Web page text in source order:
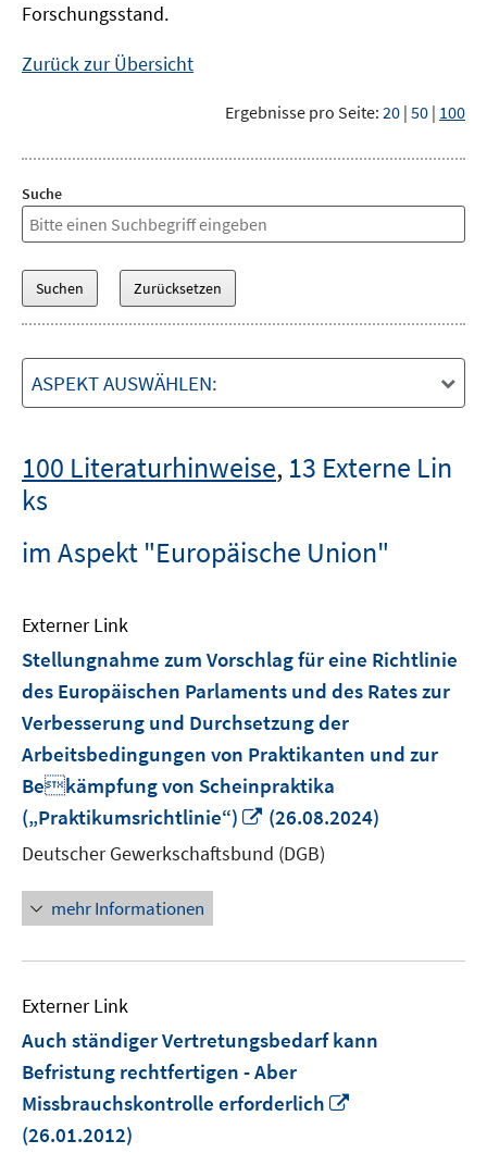
Forschungsstand.
Zurück zur Übersicht
Ergebnisse pro Seite: 20 | 50 | 100
Suche
ASPEKT AUSWÄHLEN:
100 Literaturhinweise, 13 Externe Lin
ks
im Aspekt "Europäische Union"
Externer Link
Stellungnahme zum Vorschlag für eine Richtlinie
des Europäischen Parlaments und des Rates zur
Verbesserung und Durchsetzung der
Arbeitsbedingungen von Praktikanten und zur
Bekämpfung von Scheinpraktika
(„Praktikumsrichtlinie“)
In
neuem
Fenster
(26.08.2024)
Deutscher Gewerkschaftsbund (DGB)
mehr Informationen
Externer Link
Auch ständiger Vertretungsbedarf kann
Befristung rechtfertigen - Aber
Missbrauchskontrolle erforderlich
(26.01.2012)